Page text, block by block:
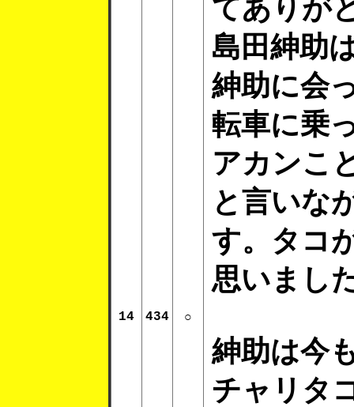
14 434 ○
てありが
島田紳助
紳助に会
転車に乗
アカンこ
と言いな
す。タコ
思いまし
紳助は今
チャリタ